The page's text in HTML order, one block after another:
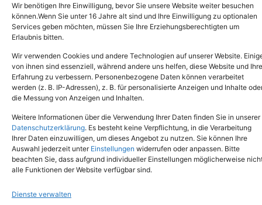
Wir benötigen Ihre Einwilligung, bevor Sie unsere Website weiter besuchen
können.Wenn Sie unter 16 Jahre alt sind und Ihre Einwilligung zu optionalen
Services geben möchten, müssen Sie Ihre Erziehungsberechtigten um
Erlaubnis bitten.
Wir verwenden Cookies und andere Technologien auf unserer Website.
von ihnen sind essenziell, während andere uns helfen, diese Website und Ihre
Erfahrung zu verbessern. Personenbezogene Daten können verarbeitet
werden (z. B. IP-Adressen), z. B. für personalisierte Anzeigen und Inhalte
die Messung von Anzeigen und Inhalten.
Weitere Informationen über die Verwendung Ihrer Daten finden Sie in unserer
Datenschutzerklärung. Es besteht keine Verpflichtung, in die Verarbeitung
Ihrer Daten einzuwilligen, um dieses Angebot zu nutzen. Sie können Ihre
Auswahl jederzeit unter Einstellungen widerrufen oder anpassen. Bitte
beachten Sie, dass aufgrund individueller Einstellungen möglicherweise
alle Funktionen der Website verfügbar sind.
Dienste verwalten
Copyright © 2024. Alle Rechte vorbehalten.
Tel.: (02651) - 77438info@tierheim-mayen.de
In der Pluns 1, 56727 Mayen